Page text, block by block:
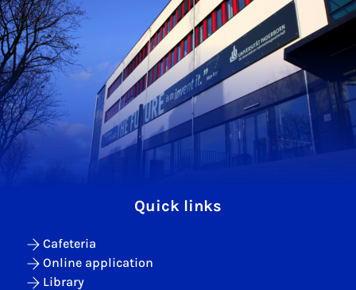
Quick links
Cafeteria
Online application
Library